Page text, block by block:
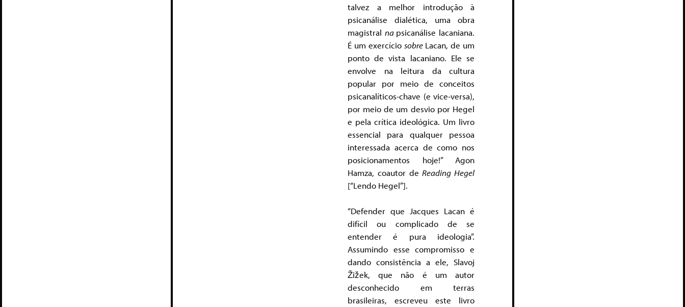
talvez a melhor introdução à
psicanálise dialética, uma obra
magistral na psicanálise lacaniana.
É um exercício sobre Lacan, de um
ponto de vista lacaniano. Ele se
envolve na leitura da cultura
popular por meio de conceitos
psicanalíticos-chave (e vice-versa),
por meio de um desvio por Hegel
e pela crítica ideológica. Um livro
essencial para qualquer pessoa
interessada acerca de como nos
posicionamentos hoje!” Agon
Hamza, coautor deReading Hegel
[“Lendo Hegel”].
“Defender que Jacques Lacan é
difícil ou complicado de se
entender é pura ideologia”.
Assumindo esse compromisso e
dando consistência a ele, Slavoj
Žižek, que não é um autor
desconhecido em terras
brasileiras, escreveu este livro